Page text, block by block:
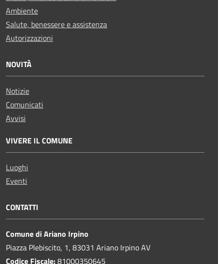
Ambiente
Salute, benessere e assistenza
Autorizzazioni
NOVITÀ
Notizie
Comunicati
Avvisi
VIVERE IL COMUNE
Luoghi
Eventi
CONTATTI
Comune di Ariano Irpino
Piazza Plebiscito, 1, 83031 Ariano Irpino AV
Codice Fiscale:81000350645